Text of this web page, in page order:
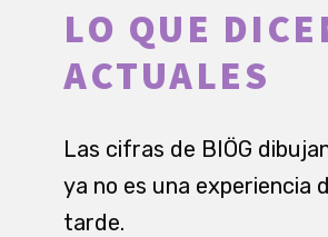
LO QUE
ACTUALES
Las cifras de BIÖG
ya no es una experiencia
tarde.